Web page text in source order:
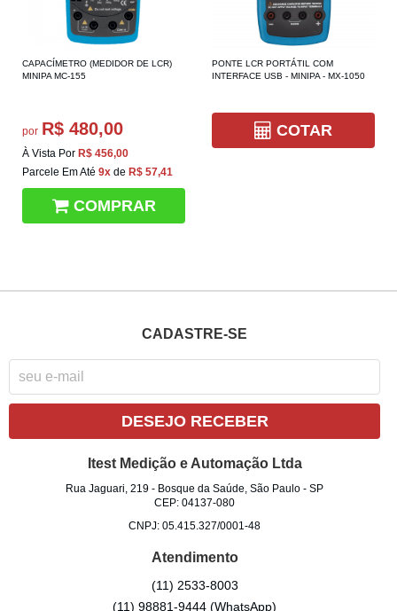
CAPACÍMETRO (MEDIDOR DE LCR)
MINIPA MC-155
por R$ 480,00
À Vista Por R$ 456,00
Parcele Em Até 9x de R$ 57,41
COMPRAR
PONTE LCR PORTÁTIL COM
INTERFACE USB - MINIPA - MX-1050
COTAR
CADASTRE-SE
DESEJO RECEBER
Itest Medição e Automação Ltda
Rua Jaguari, 219 - Bosque da Saúde, São Paulo -SP
CEP: 04137-080
CNPJ: 05.415.327/0001-48
Atendimento
(11) 2533-8003
(11) 98881-9444(WhatsApp)